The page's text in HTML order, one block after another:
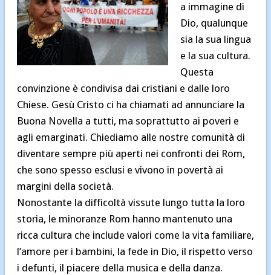
a immagine di
Dio, qualunque
sia la sua lingua
e la sua cultura.
Questa
convinzione è condivisa dai cristiani e dalle loro
Chiese. Gesù Cristo ci ha chiamati ad annunciare la
Buona Novella a tutti, ma soprattutto ai poveri e
agli emarginati. Chiediamo alle nostre comunità di
diventare sempre più aperti nei confronti dei Rom,
che sono spesso esclusi e vivono in povertà ai
margini della società.
Nonostante la difficoltà vissute lungo tutta la loro
storia, le minoranze Rom hanno mantenuto una
ricca cultura che include valori come la vita familiare,
l’amore per i bambini, la fede in Dio, il rispetto verso
i defunti, il piacere della musica e della danza.